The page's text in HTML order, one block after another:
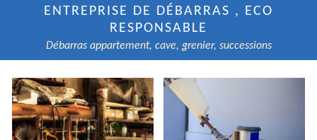
ENTREPRISE DE DÉBARRAS , ECO
RESPONSABLE
Débarras appartement, cave, grenier, successions